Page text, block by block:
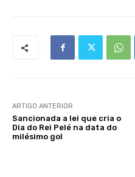
ARTIGO ANTERIOR
Sancionada a lei que cria o
Dia do Rei Pelé na data do
milésimo gol